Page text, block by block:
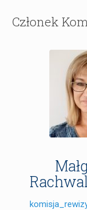
Członek